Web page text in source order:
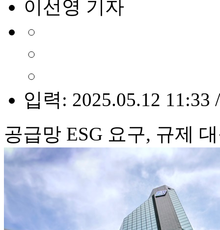
이선영 기자
입력: 2025.05.12 11:33
공급망 ESG 요구, 규제